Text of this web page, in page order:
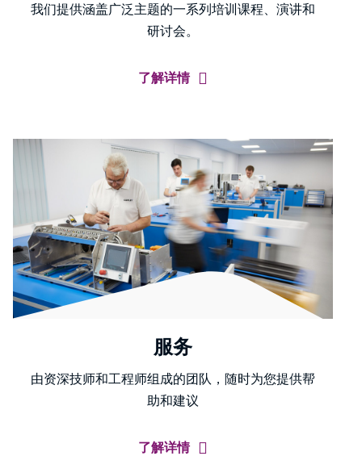
我们提供涵盖广泛主题的一系列培训课程、演讲和
研讨会。
了解详情
服务
由资深技师和工程师组成的团队，随时为您提供帮
助和建议
了解详情